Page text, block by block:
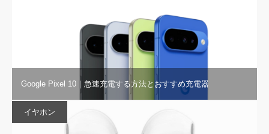
Google Pixel 10｜急速充電する方法とおすすめ充電器
イヤホン